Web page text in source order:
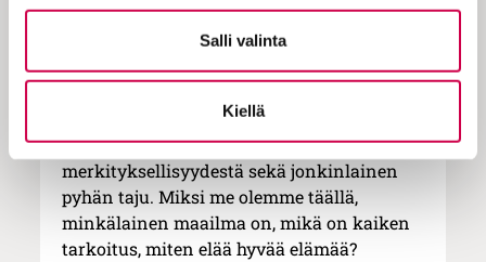
Salli valinta
Kiellä
ihmisyyden ytimeen kytkeytyvät
kysymykset olemisen syvyydestä, elämän
merkityksellisyydestä sekä jonkinlainen
pyhän taju. Miksi me olemme täällä,
minkälainen maailma on, mikä on kaiken
tarkoitus, miten elää hyvää elämää?